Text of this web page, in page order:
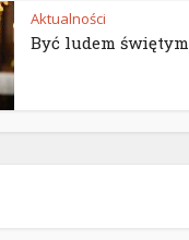
Aktualności
Być ludem świętym